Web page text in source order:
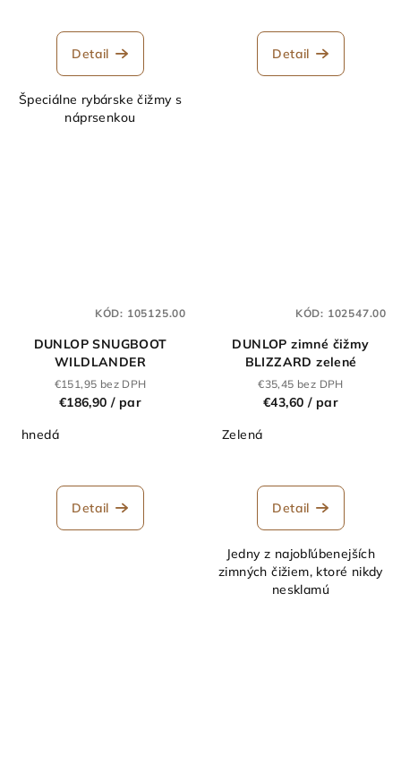
Detail
Špeciálne rybárske čižmy s
náprsenkou
Detail
DUNLOP SNUGBOOT
WILDLANDER
€151,95 bez DPH
€186,90/ par
hnedá
Detail
KÓD: 105125.00
DUNLOP zimné čižmy
BLIZZARD zelené
€35,45 bez DPH
€43,60 / par
Zelená
hodnotenie
produktu
z
5
hviezdičiek.
Detail
Jedny z najobľúbenejších
zimných čižiem, ktoré nikdy
nesklamú
KÓD: 102547.00